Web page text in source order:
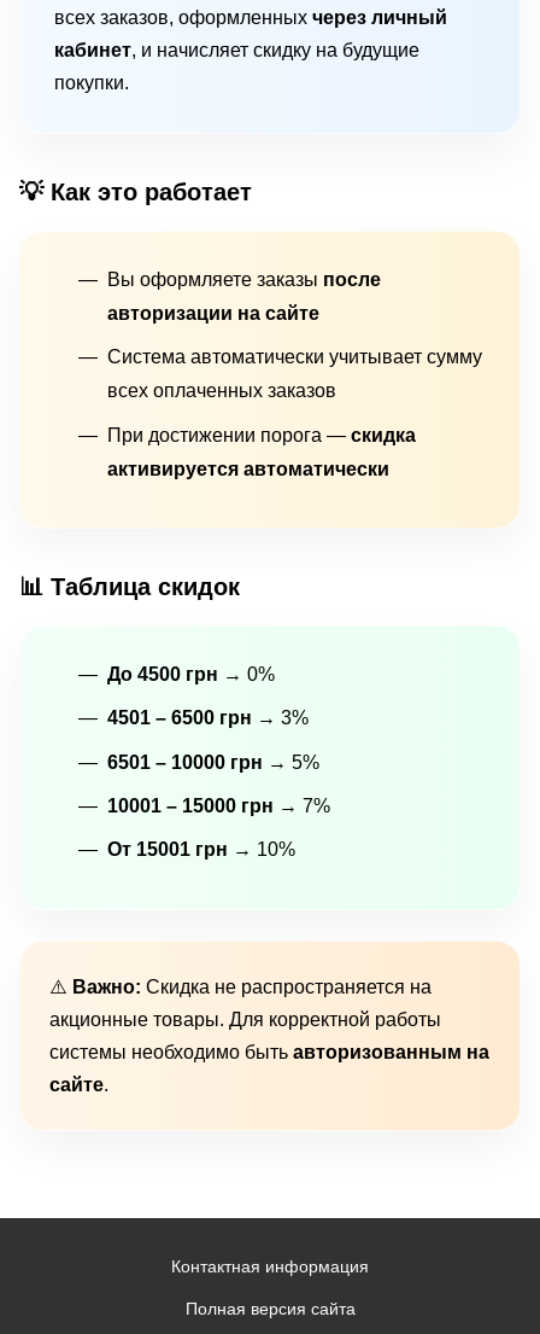
всех заказов, оформленных через личный
кабинет, и начисляет скидку на будущие
покупки.
💡 Как это работает
Вы оформляете заказы после
авторизации на сайте
Система автоматически учитывает сумму
всех оплаченных заказов
При достижении порога — скидка
активируется автоматически
📊 Таблица скидок
До 4500 грн → 0%
4501 – 6500 грн → 3%
6501 – 10000 грн → 5%
10001 – 15000 грн → 7%
От 15001 грн → 10%
⚠️ Важно: Скидка не распространяется на
акционные товары. Для корректной работы
системы необходимо быть авторизованным на
сайте.
Контактная информация
Полная версия сайта